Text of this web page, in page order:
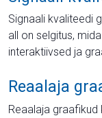
Signaali kvaliteedi
all on selgitus,
interaktiivsed ja
Reaalaja
Reaalaja graafikud